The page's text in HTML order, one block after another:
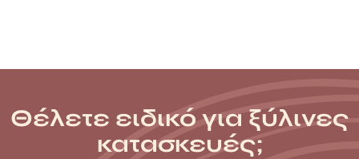
Θέλετε ειδικό για ξύλινες
κατασκευές;